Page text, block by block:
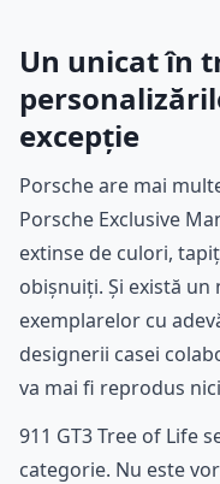
Un unicat în
excepție
Porsche are mai
Porsche Exclusive
extinse de culori,
obișnuiți. Și există un
exemplarelor cu
designerii casei
va mai fi reprodus
911 GT3 Tree of Life
categorie. Nu este